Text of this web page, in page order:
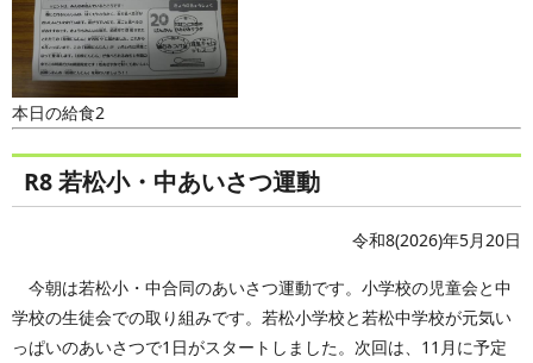
本日の給食2
R8 若松小・中あいさつ運動
令和8(2026)年5月20日
今朝は若松小・中合同のあいさつ運動です。小学校の児童会と中
学校の生徒会での取り組みです。若松小学校と若松中学校が元気い
っぱいのあいさつで1日がスタートしました。次回は、11月に予定